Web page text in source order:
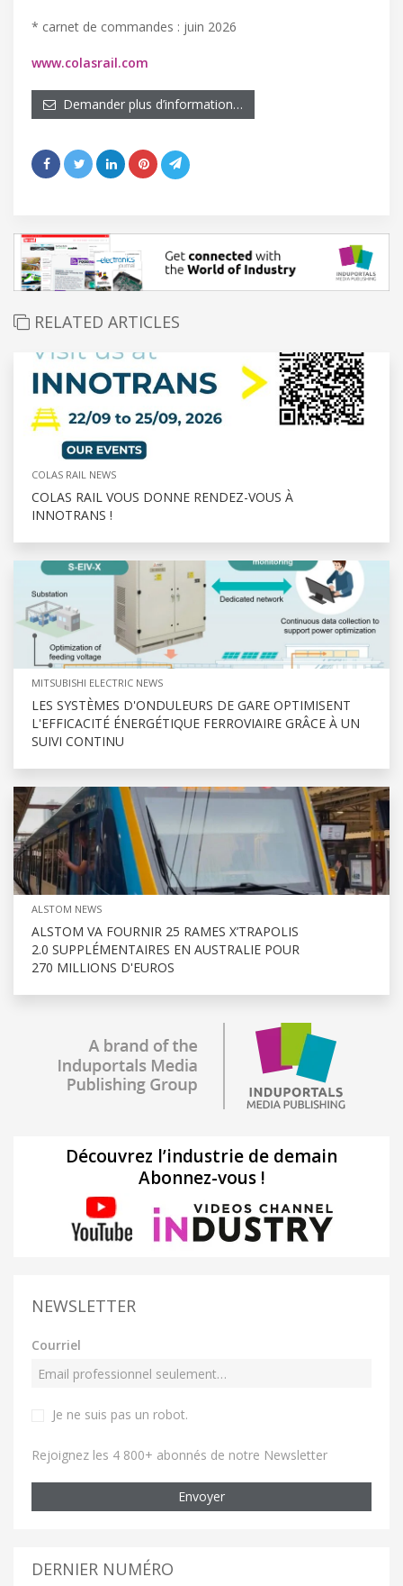
* carnet de commandes : juin 2026
www.colasrail.com
Demander plus d’information…
RELATED ARTICLES
COLAS RAIL NEWS
COLAS RAIL VOUS DONNE RENDEZ-VOUS À
INNOTRANS !
MITSUBISHI ELECTRIC NEWS
LES SYSTÈMES D'ONDULEURS DE GARE OPTIMISENT
L'EFFICACITÉ ÉNERGÉTIQUE FERROVIAIRE GRÂCE À UN
SUIVI CONTINU
ALSTOM NEWS
ALSTOM VA FOURNIR 25 RAMES X’TRAPOLIS
2.0 SUPPLÉMENTAIRES EN AUSTRALIE POUR
270 MILLIONS D'EUROS
Découvrez l’industrie de demain
Abonnez-vous !
NEWSLETTER
Courriel
Je ne suis pas un robot.
Rejoignez les 4 800+ abonnés de notre Newsletter
Envoyer
DERNIER NUMÉRO